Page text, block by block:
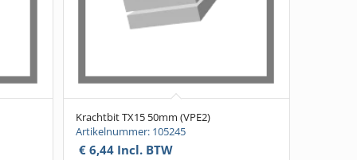
Krachtbit TX15 50mm (VPE2)
Artikelnummer: 105245
€6,44Incl. BTW